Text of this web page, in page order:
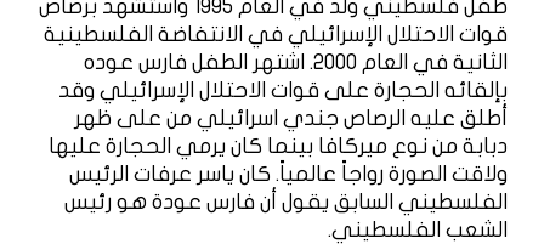
طفل فلسطيني ولد في العام 1995 واستشهد برصاص
قوات الاحتلال الإسرائيلي في الانتفاضة الفلسطينية
الثانية في العام 2000. اشتهر الطفل فارس عوده
بإلقائه الحجارة على قوات الاحتلال الإسرائيلي وقد
أطلق عليه الرصاص جندي اسرائيلي من على ظهر
دبابة من نوع ميركافا بينما كان يرمي الحجارة عليها
ولاقت الصورة رواجاً عالمياً. كان ياسر عرفات الرئيس
الفلسطيني السابق يقول أن فارس عودة هو رئيس
الشعب الفلسطيني.